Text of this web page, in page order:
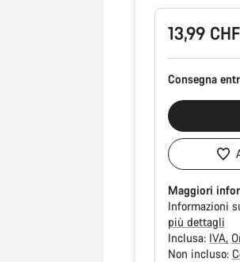
prodotto
13,99 CHF
Consegna
Maggiori
Informazioni
più dettagli
Inclusa: IVA
Non incluso: